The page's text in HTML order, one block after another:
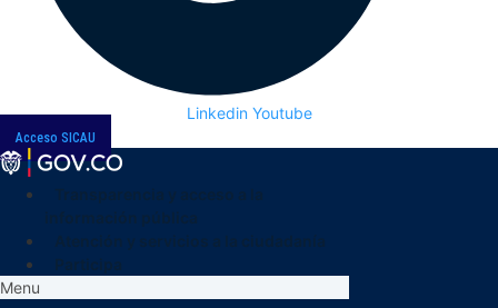
Linkedin Youtube
Acceso SICAU
Menu